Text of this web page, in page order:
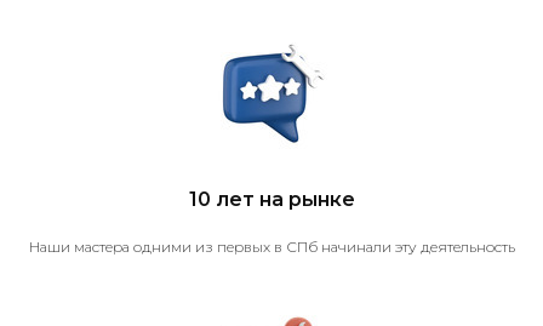
10 лет на рынке
Наши мастера одними из первых в СПб начинали эту деятельность